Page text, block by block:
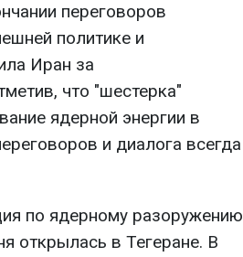
переговоров
политике и
Иран за
что "шестерка"
ядерной энергии в
и диалога всегда
по ядерному разоружению
открылась в Тегеране. В